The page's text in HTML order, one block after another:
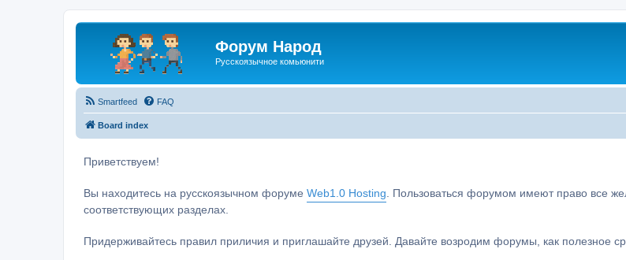
Форум Народ
Русскоязычное комьюнити
Smartfeed FAQ
Board index
Приветствуем!
Вы находитесь на русскоязычном форуме Web1.0 Hosting . Пользоваться форумом имеют право все
соответствующих разделах.
Придерживайтесь правил приличия и приглашайте друзей. Давайте возродим форумы, как полезное